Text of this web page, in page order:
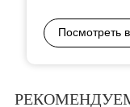
Посмотреть